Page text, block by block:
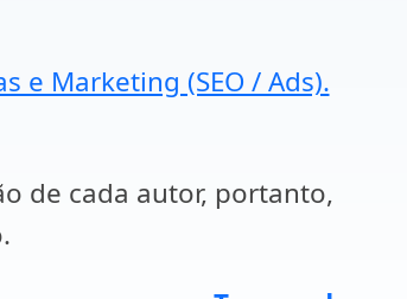
e Marketing (SEO / Ads).
de cada autor, portanto,